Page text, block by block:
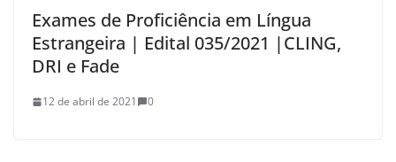
Exames de Proficiência em Língua
Estrangeira | Edital 035/2021 |CLING,
DRI e Fade
12 de abril de 2021 0